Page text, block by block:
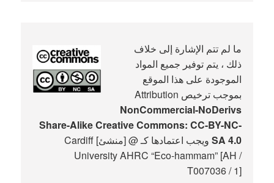
ما لم تتم الإشارة إلى خلاف
ذلك ، يتم توفير جميع المواد
الموجودة على هذا الموقع
بموجب ترخيص Attribution
NonCommercial-NoDerivs
Share-Alike Creative Commons: CC-BY-NC-
SA 4.0
ويجب اعتمادها كـ @ [منشئ] Cardiff
University AHRC “Eco-hammam” [AH /
T007036 / 1]